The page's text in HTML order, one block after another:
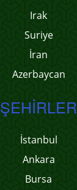
Irak
Suriye
İran
Azerbaycan
ŞEHIRLER
İstanbul
Ankara
Bursa